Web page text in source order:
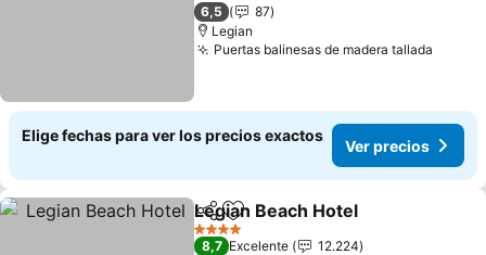
6,5
87
Legian
Puertas balinesas de madera tallada
Elige fechas para ver los precios exactos
Ver precios
CompartirAgregar a favoritos
Legian Beach Hotel
4 Estrellas
8,7 Excelente
12.224